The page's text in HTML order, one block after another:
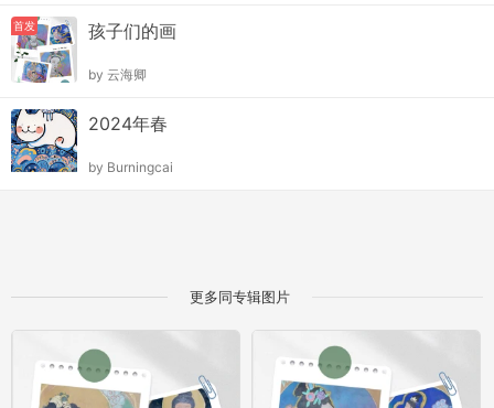
首发 孩子们的画
by 云海卿
2024年春
by Burningcai
更多同专辑图片